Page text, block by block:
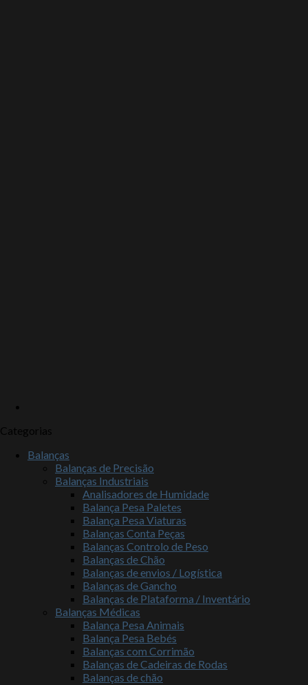
Categorias
Balanças
Balanças de Precisão
Balanças Industriais
Analisadores de Humidade
Balança Pesa Paletes
Balança Pesa Viaturas
Balanças Conta Peças
Balanças Controlo de Peso
Balanças de Chão
Balanças de envios / Logística
Balanças de Gancho
Balanças de Plataforma / Inventário
Balanças Médicas
Balança Pesa Animais
Balança Pesa Bebés
Balanças com Corrimão
Balanças de Cadeiras de Rodas
Balanças de chão